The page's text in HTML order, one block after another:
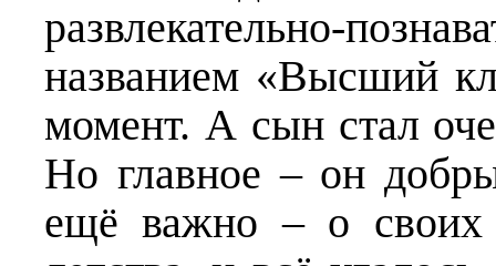
развлекательно-
названием «Высший
момент. А сын стал
Но главное – он
ещё важно – о своих